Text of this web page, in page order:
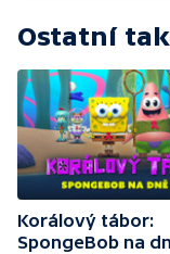
Ostatní
Korálový tábor:
SpongeBob na